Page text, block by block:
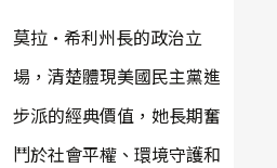
莫拉·希利州長的政治立
場，清楚體現美國民主黨進
步派的經典價值，她長期奮
鬥於社會平權、環境守護和